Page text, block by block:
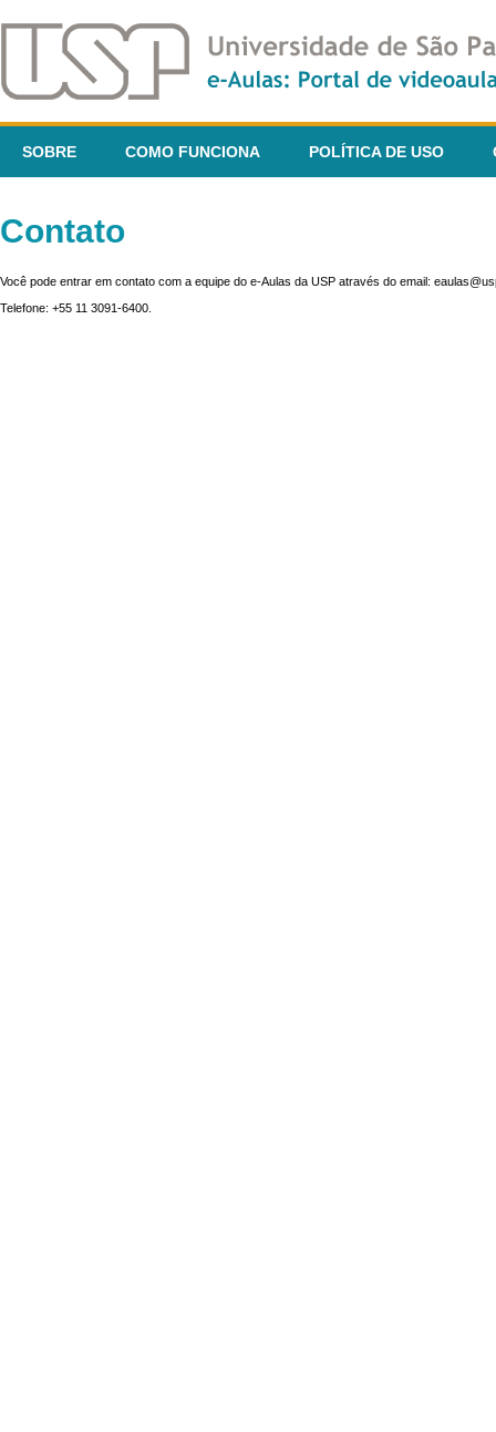
SOBRE COMO FUNCIONA POLÍTICA DE USO
Contato
Você pode entrar em contato com a equipe do e-Aulas da USP através do email:
Telefone: +55 11 3091-6400.